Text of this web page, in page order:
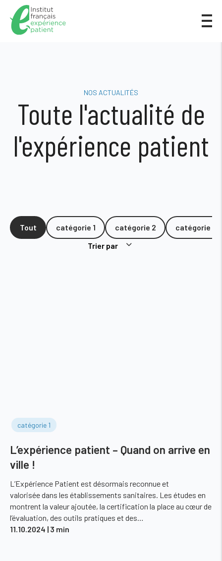
NOS ACTUALITÉS
Toute l'actualité de
l'expérience patient
Tout catégorie 1 catégorie 2
catégorie 3
Trier par
catégorie 1
L’expérience patient – Quand on arrive en
ville !
L’Expérience Patient est désormais reconnue et
valorisée dans les établissements sanitaires. Les études en
montrent la valeur ajoutée, la certification la place au cœur de
l’évaluation, des outils pratiques et des…
11.10.2024 | 3 min